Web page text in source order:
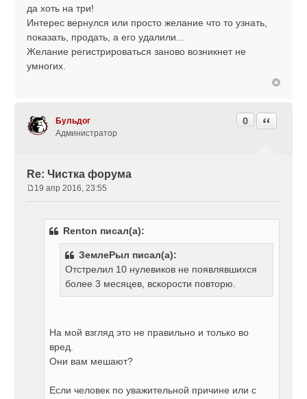
да хоть на три!
Интерес вернулся или просто желание что то узнать,
показать, продать, а его удалили...
Желание регистрироваться заново возникнет не
умногих.
Бульдог
Администратор
Re: Чистка форума
0 Цитата
19 апр 2016, 23:55
Renton писал(а):
ЗемлеРыл писал(а):
Отстрелил 10 нулевиков не появлявшихся
более 3 месяцев, вскорости повторю.
На мой взгляд это не правильно и только во
вред.
Они вам мешают?
Если человек по уважительной причине или с